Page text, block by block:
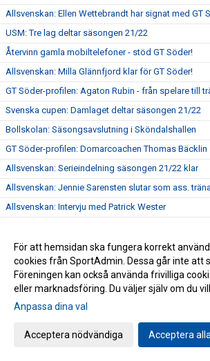
Allsvenskan: Ellen Wettebrandt har signat med GT
USM: Tre lag deltar säsongen 21/22
Återvinn gamla mobiltelefoner - stöd GT Söder!
Allsvenskan: Milla Glännfjord klar för GT Söder!
GT Söder-profilen: Agaton Rubin - från spelare till
Svenska cupen: Damlaget deltar säsongen 21/22
Bollskolan: Säsongsavslutning i Sköndalshallen
GT Söder-profilen: Domarcoachen Thomas Bäcklin
Allsvenskan: Serieindelning säsongen 21/22 klar
Allsvenskan: Jennie Sarensten slutar som ass.
Allsvenskan: Intervju med Patrick Wester
Allsvenskan: Ny tränarduo klar!
Fortsatt ökning av antal lag i seriespel!
Allsvenskan: Förändring i ledarstaben
Allsvenskan: Förlust i säsongens sista match
Allsvenskan: GT Söder förlorade mot Kroppskultur
Allsvenskan: Inför match mot GF Kroppskultur
För att hemsidan ska fungera korrekt
cookies från SportAdmin. Dessa går inte att
Föreningen kan också använda frivilliga
eller marknadsföring. Du väljer själv om du
Anpassa dina val
Acceptera nödvändiga Acceptera alla